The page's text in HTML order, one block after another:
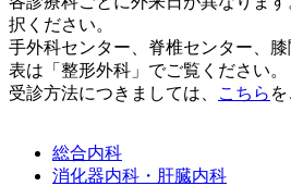
択ください。
手外科センター、脊椎センター、
表は「整形外科」でご覧ください。
受診方法につきましては、
こちら
総合内科
消化器内科・肝臓内科